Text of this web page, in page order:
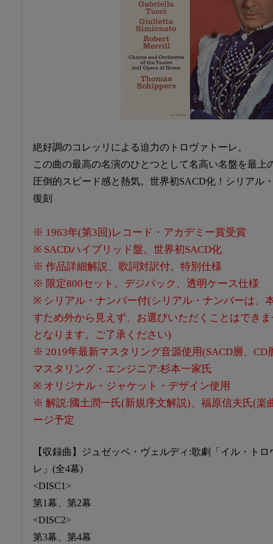
絶好調のコレッリによる迫力のトロヴァトーレ。
この曲の最高の名演のひとつとして名高い名盤を最上
圧倒的スピード感と熱気。世界初SACD化！シリアル
復刻
※ 1963年(第3回)レコード・アカデミー賞受賞
※ SACDハイブリッド盤。世界初SACD化
※ 作品詳細解説、歌詞対訳付。特別仕様
※ 限定800セット。デジパック、透明ケース仕様
※ シリアル・ナンバー付(シリアル・ナンバーは、
すため外から見えず、お選びいただくことはでき
となります。ご了承ください)
※ 2019年最新マスタリング音源使用(SACD層、CD
マスタリング・エンジニア:杉本一家氏
※ オリジナル・ジャケット・デザイン使用
※ 解説:國土潤一氏(新規序文解説)、福原信夫氏(楽
ージ予定
【収録曲】ジュゼッペ・ヴェルディ:歌劇「イル・トロ
レ」(全4幕)
<DISC1>
第1幕、第2幕
<DISC2>
第3幕、第4幕